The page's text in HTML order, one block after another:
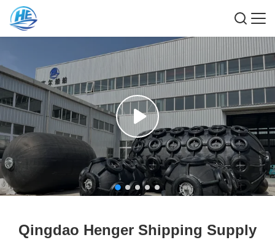
Qingdao Henger Shipping Supply